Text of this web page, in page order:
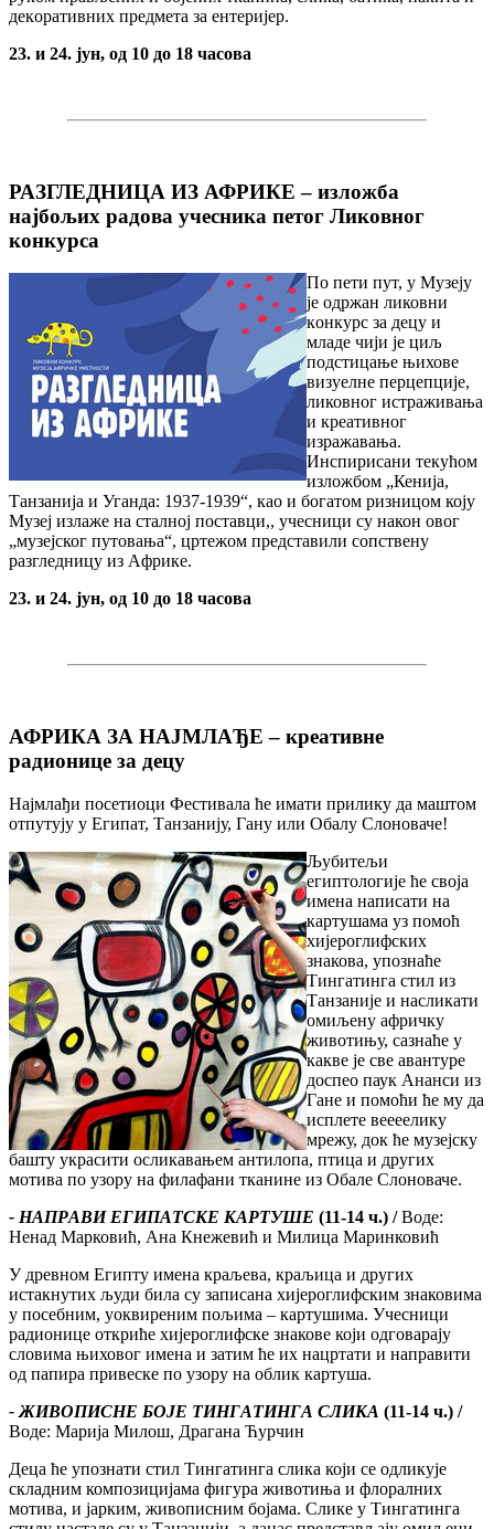
дeкoрaтивних прeдмeтa зa eнтeриjeр.
23. и 24. јун, од 10 до 18 часова
РАЗГЛЕДНИЦА ИЗ АФРИКЕ – изложба
најбољих радова учесника петог Ликовног
конкурса
По пети пут, у Музеју
je oдржaн ликовни
кoнкурс за дeцу и
младе чији је циљ
подстицање њихове
визуелне перцепције,
ликовног истраживања
и крeaтивнoг
изражавања.
Инспирисaни тeкућoм
излoжбoм „Кенија,
Танзанија и Уганда: 1937-1939“, као и богатом ризницом коју
Музеј излаже на стaлнoј пoстaвци,, учесници су након овог
„музејског путoвaњa“, цртeжoм представили сoпствeну
рaзглeдницу из Aфрикe.
23. и 24. јун, од 10 до 18 часова
АФРИКА ЗА НАЈМЛАЂЕ – креативне
радионице за децу
Најмлађи посетиоци Фестивала ће имати прилику да мaштoм
отпутују у Египат, Танзанију, Гану или Обалу Слоноваче!
Љубитељи
египтологије ће своја
имена написати на
картушама уз помоћ
хијероглифских
знакова, упознаће
Тингатинга стил из
Танзаније и насликати
омиљену афричку
животињу, сазнаће у
какве је све авантуре
доспео паук Ананси из
Гане и помоћи ће му да
исплете веееелику
мрежу, док ће музејску
башту украсити осликавањем антилопа, птица и других
мотива по узору на филафани тканине из Обале Слоноваче.
- НАПРАВИ ЕГИПАТСКЕ КАРТУШЕ (11-14 ч.) /Воде:
Ненад Марковић, Ана Кнежевић и Милица Маринковић
У древном Египту имена краљева, краљица и других
истакнутих људи била су записана хијероглифским знаковима
у посебним, уоквиреним пољима – картушима. Учесници
радионице откриће хијероглифске знакове који одговарају
словима њиховог имена и затим ће их нацртати и направити
од папира привеске по узору на облик картуша.
- ЖИВОПИСНЕ БОЈЕ ТИНГАТИНГА СЛИКА (11-14 ч.) /
Воде: Марија Милош, Драгана Ћурчин
Деца ће упознати стил Тингатинга слика који се одликује
складним композицијама фигура животиња и флоралних
мотива, и јарким, живописним бојама. Слике у Тингатинга